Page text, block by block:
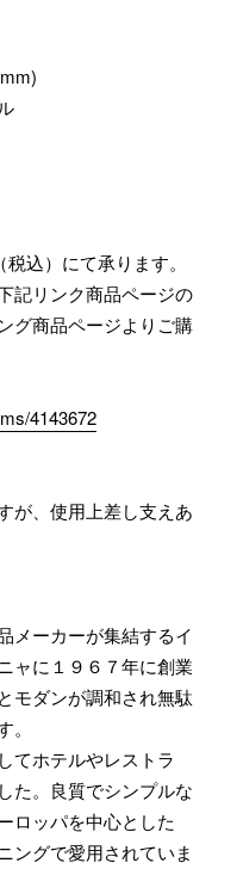
込）にて承ります。
記リンク商品ページの
グ商品ページよりご購
4143672
が、使用上差し支えあ
メーカーが集結するイ
ャに１９６７年に創業
モダンが調和され無駄
てホテルやレストラ
た。良質でシンプルな
ロッパを中心とした
ングで愛用されていま